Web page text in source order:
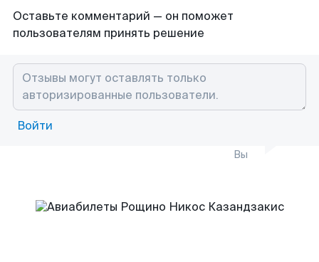
Оставьте комментарий — он поможет
пользователям принять решение
Войти
Вы